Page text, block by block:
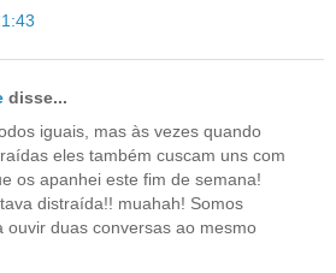
disse...
iguais, mas às vezes quando
eles também cuscam uns com
os apanhei este fim de semana!
distraída!! muahah! Somos
ouvir duas conversas ao mesmo